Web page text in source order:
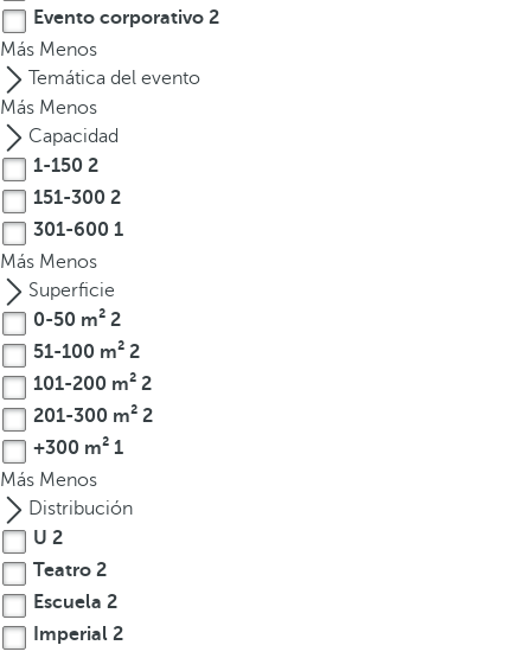
c
a
r
a
c
t
e
r
e
s
u
e
d
e
s
p
u
l
s
r
Evento corporativo 2
Más Menos
Temática del evento
Más Menos
Capacidad
1-150 2
151-300 2
301-600 1
Más Menos
Superficie
0-50 m² 2
51-100 m² 2
101-200 m² 2
201-300 m² 2
+300 m² 1
Más Menos
Distribución
U 2
Teatro 2
Escuela 2
Imperial 2